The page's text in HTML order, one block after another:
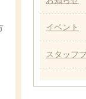
イベント
スタッフ